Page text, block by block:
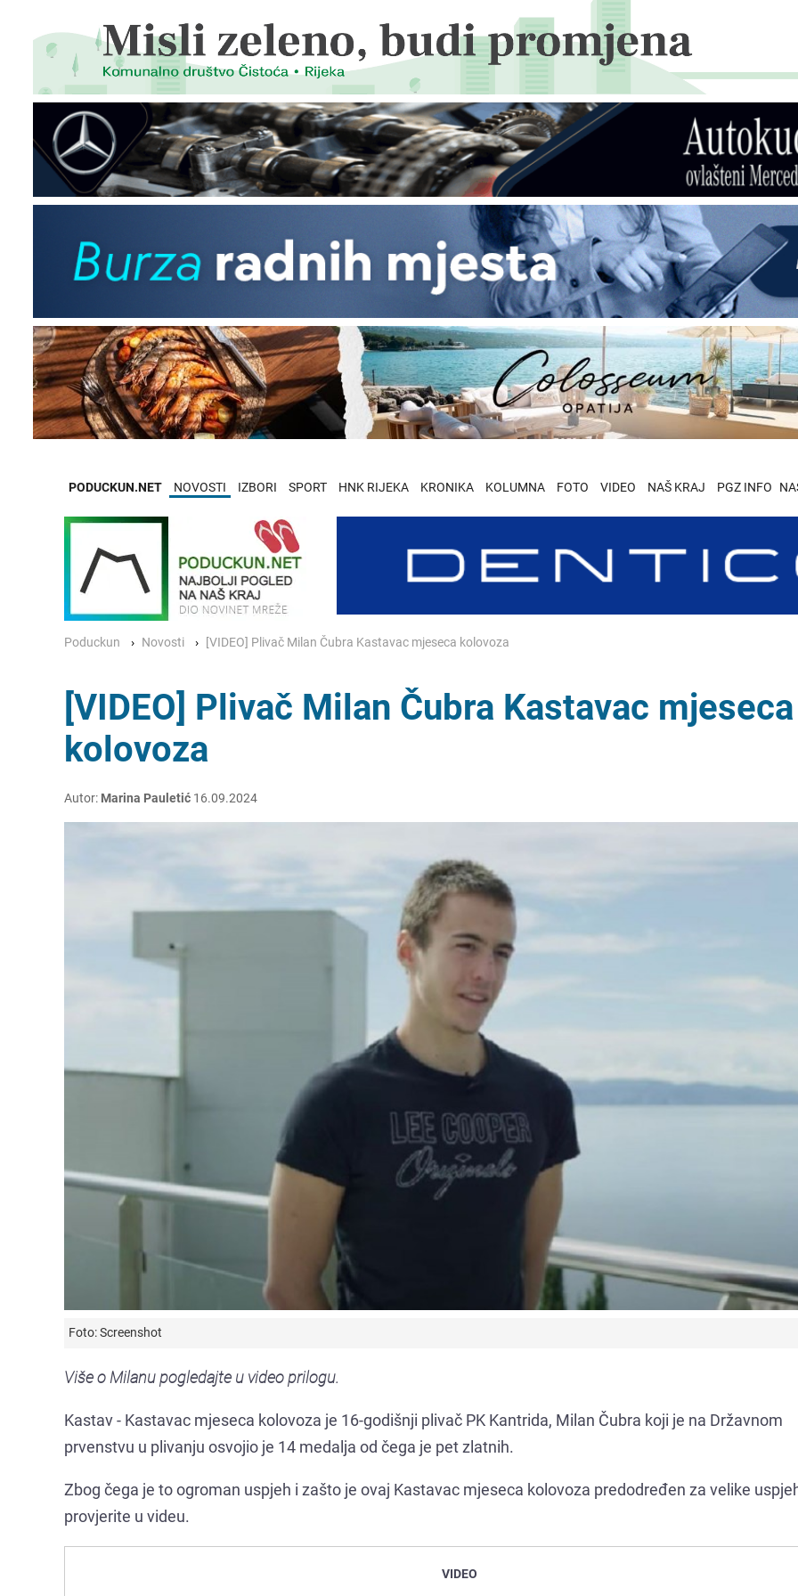
PODUCKUN.NET NOVOSTI IZBORI SPORT HNK RIJEKA KRONIKA KOLUMNA FOTO VIDEO NAŠ KRAJ PGZ INFO
Poduckun Novosti [VIDEO] Plivač Milan Čubra Kastavac mjeseca kolovoza
[VIDEO] Plivač Milan Čubra Kastavac mjeseca
kolovoza
Autor: Marina Pauletić 16.09.2024
Foto: Screenshot
Više o Milanu pogledajte u video prilogu.
Kastav - Kastavac mjeseca kolovoza je 16-godišnji plivač PK Kantrida, Milan Čubra koji je na Državnom
prvenstvu u plivanju osvojio je 14 medalja od čega je pet zlatnih.
Zbog čega je to ogroman uspjeh i zašto je ovaj Kastavac mjeseca kolovoza predodređen za velike
provjerite u videu.
VIDEO